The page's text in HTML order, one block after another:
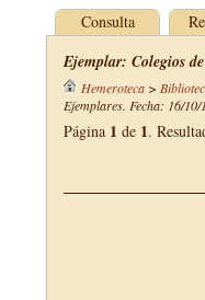
Consulta
Ejemplar: Colegios
Hemeroteca>
Ejemplares. Fecha: 16/
Página 1 de 1.